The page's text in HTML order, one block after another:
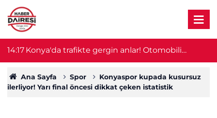
14:17 Konya'da trafikte gergin anlar! Otomobili
motosikletin üzerine sürdü
Ana Sayfa Spor
Konyaspor kupada kusursuz
ilerliyor! Yarı final öncesi dikkat çeken istatistik